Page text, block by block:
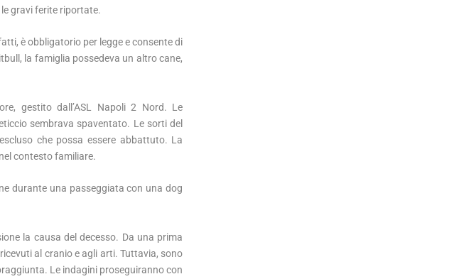
gravi ferite riportate.
è obbligatorio per legge e consente di
la famiglia possedeva un altro cane,
gestito dall’ASL Napoli 2 Nord. Le
sembrava spaventato. Le sorti del
che possa essere abbattuto. La
contesto familiare.
durante una passeggiata con una dog
la causa del decesso. Da una prima
al cranio e agli arti. Tuttavia, sono
Le indagini proseguiranno con